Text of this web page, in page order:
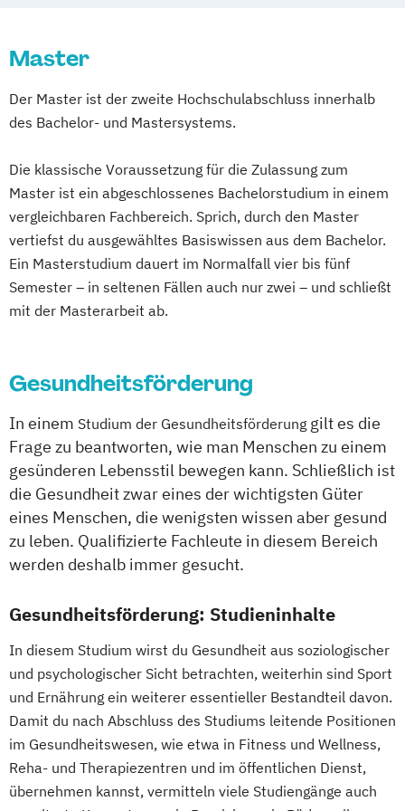
Kindheitspädagogik Duales Studium
Komplementäre Heilverfahren in der
Schmerztherapie
i.V.
Logopädie
Medical Fitness & Athletic Management
Medizinalfachberufe
Naturheilkunde und komplementäre
Heilverfahren
Pharmaproduktion
Psychologie
Psychologie mit Schwerpunkt Klinische
Psychologie und Psychologisches
Empowerment
Psychosoziale Beratung in Sozialer Arbeit
Soziale Arbeit
Soziale Arbeit Präsenzstudium
Sozialmanagement
Master
Der Master ist der zweite Hochschulabschluss innerhalb
des Bachelor- und Mastersystems.
Die klassische Voraussetzung für die Zulassung zum
Master ist ein abgeschlossenes Bachelorstudium in einem
vergleichbaren Fachbereich. Sprich, durch den Master
vertiefst du ausgewähltes Basiswissen aus dem Bachelor.
Ein Masterstudium dauert im Normalfall vier bis fünf
Semester – in seltenen Fällen auch nur zwei – und schließt
mit der Masterarbeit ab.
Gesundheitsförderung
In einem Studium der Gesundheitsförderung gilt es die
Frage zu beantworten, wie man Menschen zu einem
gesünderen Lebensstil bewegen kann. Schließlich ist
die Gesundheit zwar eines der wichtigsten Güter
eines Menschen, die wenigsten wissen aber gesund
zu leben. Qualifizierte Fachleute in diesem Bereich
werden deshalb immer gesucht.
Gesundheitsförderung: Studieninhalte
In diesem Studium wirst du Gesundheit aus soziologischer
und psychologischer Sicht betrachten, weiterhin sind Sport
und Ernährung ein weiterer essentieller Bestandteil davon.
Damit du nach Abschluss des Studiums leitende Positionen
im Gesundheitswesen, wie etwa in Fitness und Wellness,
Reha- und Therapiezentren und im öffentlichen Dienst,
übernehmen kannst, vermitteln viele Studiengänge auch